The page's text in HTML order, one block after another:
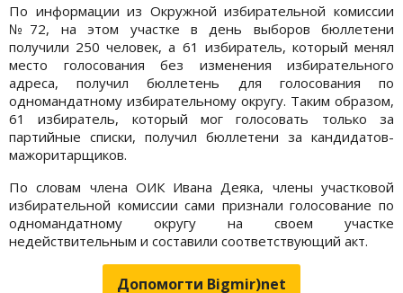
По информации из Окружной избирательной комиссии
№72, на этом участке в день выборов бюллетени
получили 250 человек, а 61 избиратель, который менял
место голосования без изменения избирательного
адреса, получил бюллетень для голосования по
одномандатному избирательному округу. Таким образом,
61 избиратель, который мог голосовать только за
партийные списки, получил бюллетени за кандидатов-
мажоритарщиков.
По словам члена ОИК Ивана Деяка, члены участковой
избирательной комиссии сами признали голосование по
одномандатному округу на своем участке
недействительным и составили соответствующий акт.
Допомогти Bigmir)net